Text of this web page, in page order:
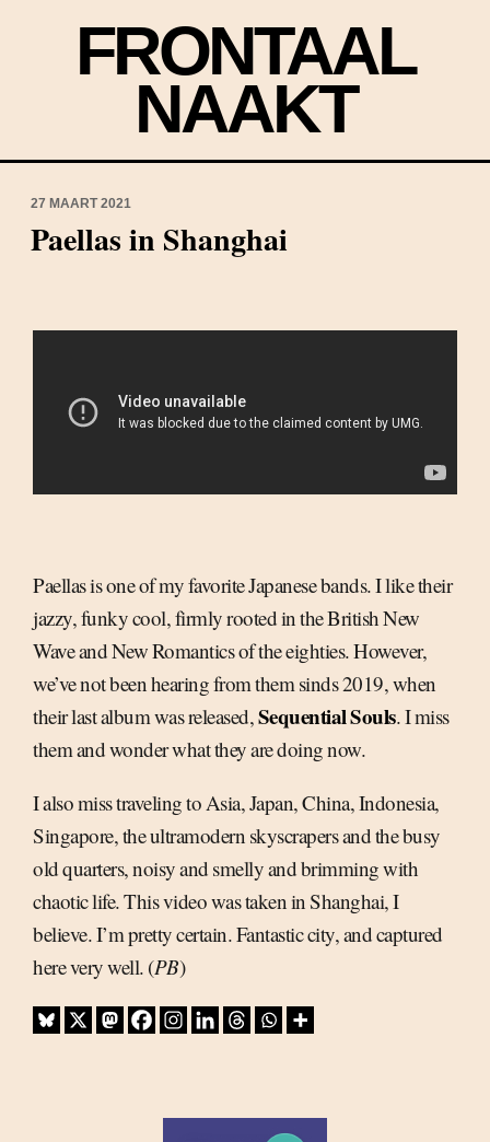
FRONTAAL
NAAKT
27 MAART 2021
Paellas in Shanghai
Paellas is one of my favorite Japanese bands. I like their
jazzy, funky cool, firmly rooted in the British New
Wave and New Romantics of the eighties. However,
we’ve not been hearing from them sinds 2019, when
their last album was released,Sequential Souls. I miss
them and wonder what they are doing now.
I also miss traveling to Asia, Japan, China, Indonesia,
Singapore, the ultramodern skyscrapers and the busy
old quarters, noisy and smelly and brimming with
chaotic life. This video was taken in Shanghai, I
believe. I’m pretty certain. Fantastic city, and captured
here very well. (PB)